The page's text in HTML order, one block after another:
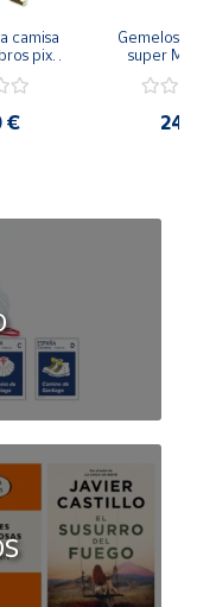
camisa
pixel
€
Gemelos
super